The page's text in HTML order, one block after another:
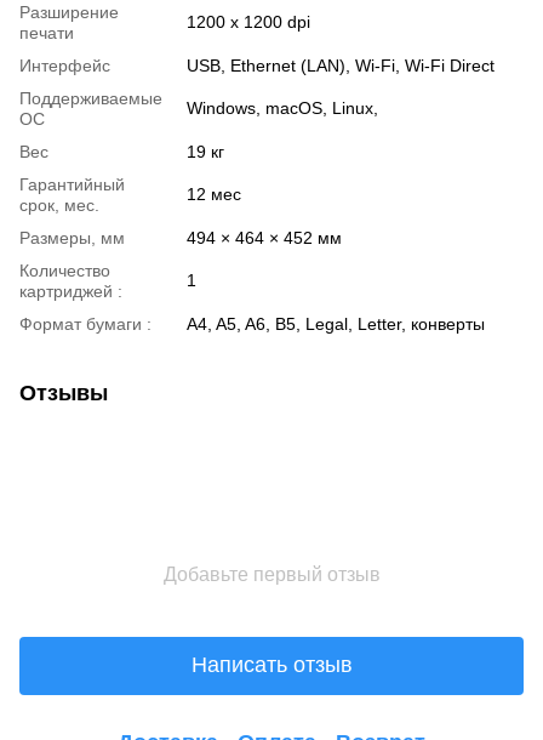
Разширение
печати
1200 x 1200 dpi
Интерфейс
USB, Ethernet (LAN), Wi-Fi, Wi-Fi Direct
Поддерживаемые
ОС
Windows, macOS, Linux,
Вес
19 кг
Гарантийный
срок, мес.
12 мес
Размеры, мм
494 × 464 × 452 мм
Количество
картриджей :
1
Формат бумаги : A4, A5, A6, B5, Legal, Letter, конверты
Отзывы
Добавьте первый отзыв
Написать отзыв